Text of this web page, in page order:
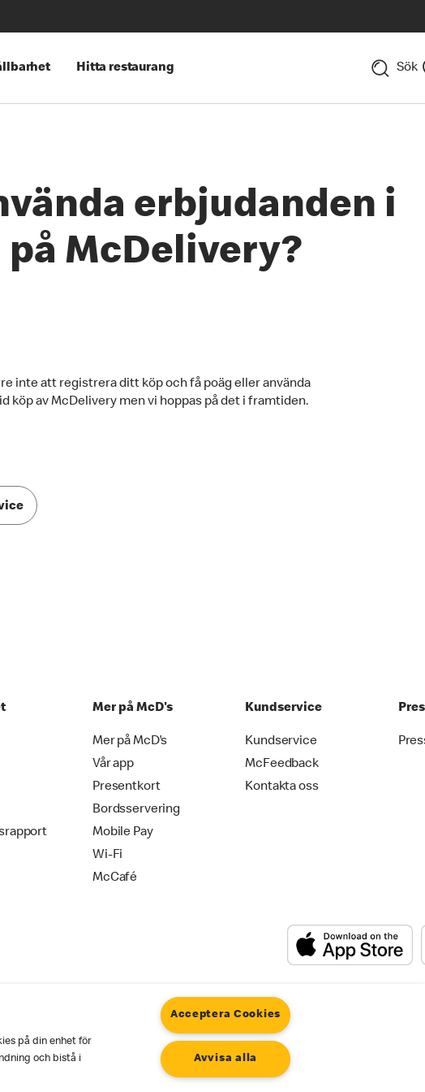
Hitta restaurang Sök
erbjudanden i
på McDelivery?
inte att registrera ditt köp och få poäg eller använda
köp av McDelivery men vi hoppas på det i framtiden.
Mer på McD's
Mer på McD's
Vår app
Presentkort
Bordsservering
Mobile Pay
Wi-Fi
McCafé
Kundservice
Kundservice
McFeedback
Kontakta oss
©2025
på din enhet för
och bistå i
Acceptera Cookies
Avvisa alla